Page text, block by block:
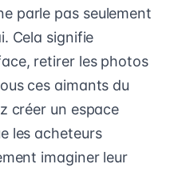
parle pas seulement
Cela signifie
retirer les photos
ces aimants du
créer un espace
les acheteurs
imaginer leur